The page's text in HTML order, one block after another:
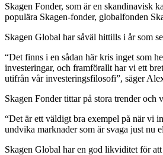
Skagen Fonder, som är en skandinavisk
populära Skagen-fonder, globalfonden
Skagen Global har såväl hittills i år som
“Det finns i en sådan här kris inget som
investeringar, och framförallt har vi ett
utifrån vår investeringsfilosofi”, säger
Skagen Fonder tittar på stora trender och
“Det är ett väldigt bra exempel på när vi
undvika marknader som är svaga just nu
Skagen Global har en god likviditet för